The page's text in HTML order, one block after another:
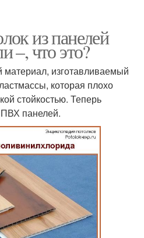
из панелей
–, что это?
изготавливаемый
которая плохо
стойкостью. Теперь
панелей.